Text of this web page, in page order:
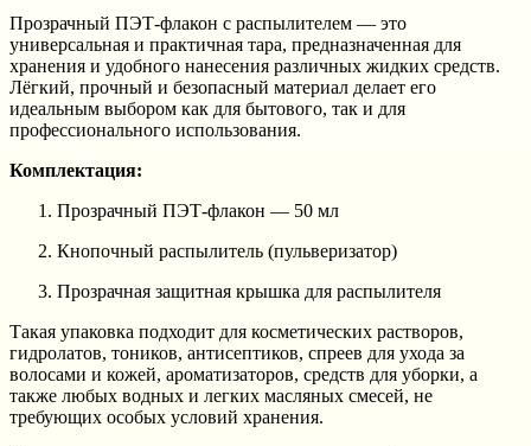
Прозрачный ПЭТ-флакон с распылителем — это
универсальная и практичная тара, предназначенная для
хранения и удобного нанесения различных жидких средств.
Лёгкий, прочный и безопасный материал делает его
идеальным выбором как для бытового, так и для
профессионального использования.
Комплектация:
Прозрачный ПЭТ-флакон — 50 мл
Кнопочный распылитель (пульверизатор)
Прозрачная защитная крышка для распылителя
Такая упаковка подходит для косметических растворов,
гидролатов, тоников, антисептиков, спреев для ухода за
волосами и кожей, ароматизаторов, средств для уборки, а
также любых водных и легких масляных смесей, не
требующих особых условий хранения.